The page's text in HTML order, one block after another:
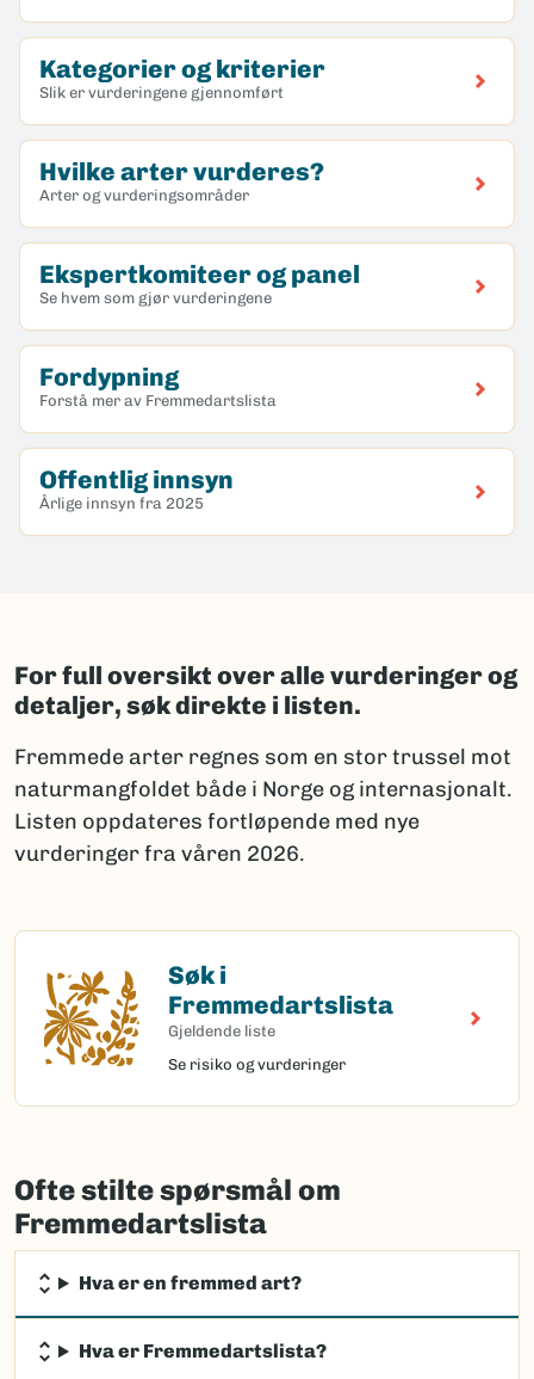
Kategorier og kriterier
Slik er vurderingene gjennomført
Hvilke arter vurderes?
Arter og vurderingsområder
Ekspertkomiteer og panel
Se hvem som gjør vurderingene
Fordypning
Forstå mer av Fremmedartslista
Offentlig innsyn
Årlige innsyn fra 2025
For full oversikt over alle vurderinger og
detaljer, søk direkte i listen.
Fremmede arter regnes som en stor trussel mot
naturmangfoldet både i Norge og internasjonalt.
Listen oppdateres fortløpende med nye
vurderinger fra våren 2026.
Søk i
Fremmedartslista
Gjeldende liste
Se risiko og vurderinger
Søk i Fremmedartslista
Ofte stilte spørsmål om
Fremmedartslista
Hva er en fremmed art?
Hva er Fremmedartslista?